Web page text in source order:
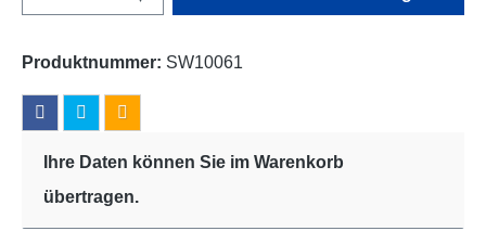
Produktnummer: SW10061
Ihre Daten können Sie im Warenkorb
übertragen.